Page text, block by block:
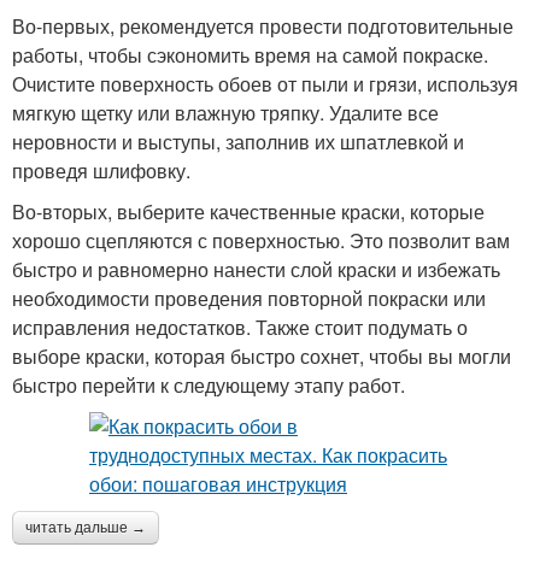
Во-первых, рекомендуется провести подготовительные
работы, чтобы сэкономить время на самой покраске.
Очистите поверхность обоев от пыли и грязи, используя
мягкую щетку или влажную тряпку. Удалите все
неровности и выступы, заполнив их шпатлевкой и
проведя шлифовку.
Во-вторых, выберите качественные краски, которые
хорошо сцепляются с поверхностью. Это позволит вам
быстро и равномерно нанести слой краски и избежать
необходимости проведения повторной покраски или
исправления недостатков. Также стоит подумать о
выборе краски, которая быстро сохнет, чтобы вы могли
быстро перейти к следующему этапу работ.
читать дальше →